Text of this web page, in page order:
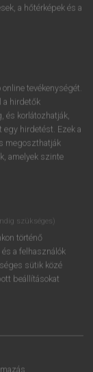
a hőtérképek és a
tevékenységét.
a hirdetők
és korlátozhatják,
egy hirdetést. Ezek a
megoszthatják
amelyek szinte
szükséges)
történő
a felhasználók
sütik közé
beállításokat